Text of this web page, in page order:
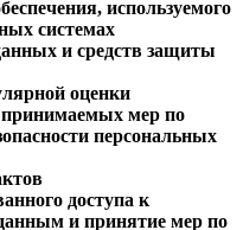
используемого
системах
и средств защиты
оценки
мер по
персональных
доступа к
и принятие мер по